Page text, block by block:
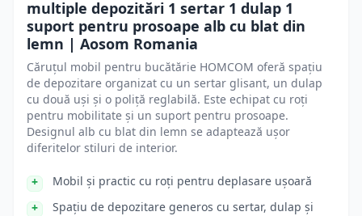
multiple depozitări 1 sertar 1 dulap 1
suport pentru prosoape alb cu blat din
lemn | Aosom Romania
Căruțul mobil pentru bucătărie HOMCOM oferă spațiu
de depozitare organizat cu un sertar glisant, un dulap
cu două uși și o poliță reglabilă. Este echipat cu roți
pentru mobilitate și un suport pentru prosoape.
Designul alb cu blat din lemn se adaptează ușor
diferitelor stiluri de interior.
Mobil și practic cu roți pentru deplasare ușoară
Spațiu de depozitare generos cu sertar, dulap și